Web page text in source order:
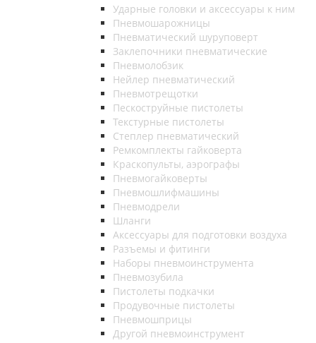
Ударные головки и аксессуары к ним
Пневмошарожницы
Пневматический шуруповерт
Заклепочники пневматические
Пневмолобзик
Нейлер пневматический
Пневмотрещотки
Пескоструйные пистолеты
Текстурные пистолеты
Степлер пневматический
Ремкомплекты гайковерта
Краскопульты, аэрографы
Пневмогайковерты
Пневмошлифмашины
Пневмодрели
Шланги
Аксессуары для подготовки воздуха
Разъемы и фитинги
Наборы пневмоинструмента
Пневмозубила
Пистолеты подкачки
Продувочные пистолеты
Пневмошприцы
Другой пневмоинструмент